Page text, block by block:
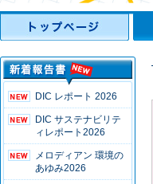
DIC レポート 2026
DIC サステナビリテ
ィレポート2026
メロディアン 環境の
あゆみ2026